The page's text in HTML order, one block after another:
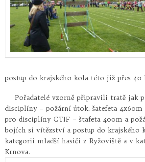
postup do krajského kola této již přes 40
Pořadatelé vzorně připravili tratě jak
disciplíny – požární útok. šatefeta
pro disciplíny CTIF – štafeta 400m a
bojích si vítězství a postup do krajského
kategorii mladší hasiči z Ryžoviště a v
Krnova.